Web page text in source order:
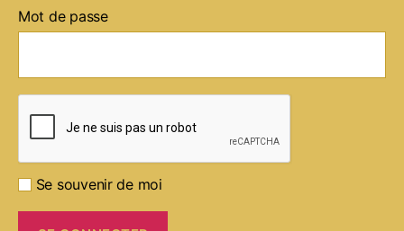
Mot de passe
Se souvenir de moi